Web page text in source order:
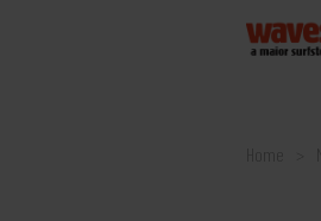
Home